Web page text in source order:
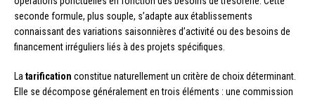
seconde formule, plus souple, s’adapte aux établissements
connaissant des variations saisonnières d’activité ou des besoins de
financement irréguliers liés à des projets spécifiques.
La tarification constitue naturellement un critère de choix déterminant.
Elle se décompose généralement en trois éléments : une commission